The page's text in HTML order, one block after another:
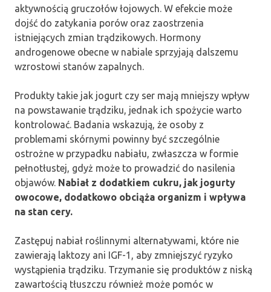
aktywnością gruczołów łojowych. W efekcie może
dojść do zatykania porów oraz zaostrzenia
istniejących zmian trądzikowych. Hormony
androgenowe obecne w nabiale sprzyjają dalszemu
wzrostowi stanów zapalnych.
Produkty takie jak jogurt czy ser mają mniejszy wpływ
na powstawanie trądziku, jednak ich spożycie warto
kontrolować. Badania wskazują, że osoby z
problemami skórnymi powinny być szczególnie
ostrożne w przypadku nabiału, zwłaszcza w formie
pełnotłustej, gdyż może to prowadzić do nasilenia
objawów. Nabiał z dodatkiem cukru, jak jogurty
owocowe, dodatkowo obciąża organizm i wpływa
na stan cery.
Zastępuj nabiał roślinnymi alternatywami, które nie
zawierają laktozy ani IGF-1, aby zmniejszyć ryzyko
wystąpienia trądziku. Trzymanie się produktów z niską
zawartością tłuszczu również może pomóc w